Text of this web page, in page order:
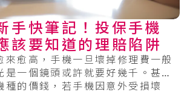
手快筆記！投保手機
該要知道的理賠陷阱
來愈高，手機一旦壞掉修理費一般
是一個鏡頭或許就要好幾千。甚至
種的價錢，若手機因意外受損壞